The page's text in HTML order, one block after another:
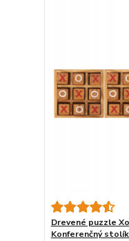
Drevené puzzle
Konferenčný